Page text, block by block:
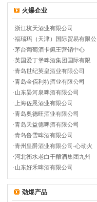
火爆企业
·浙江杭天酒业有限公司
·福瑞玛（天津）国际贸易有限公
·茅台葡萄酒卡佩王营销中心
·英国爱丁堡啤酒集团国际有限
·青岛世纪英皇酒业有限公司
·青岛金佰利特酒业有限公司
·山东晏河泉啤酒有限公司
·上海佐恩酒业有限公司
·青岛奥德旺酒业有限公司
·青岛天益德啤酒有限公司
·青岛鲁雪啤酒有限公司
·青州皇爵酒业有限公司-心动火
·河北衡水老白干酿酒集团九州
·山东好禾啤酒有限公司
劲爆产品